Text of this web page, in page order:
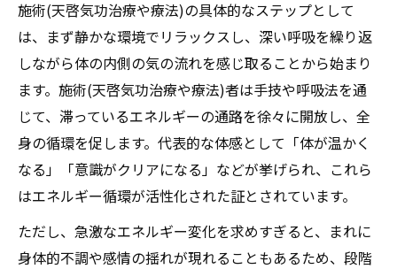
施術(天啓気功治療や療法)の具体的なステップとして
は、まず静かな環境でリラックスし、深い呼吸を繰り返
しながら体の内側の気の流れを感じ取ることから始まり
ます。施術(天啓気功治療や療法)者は手技や呼吸法を通
じて、滞っているエネルギーの通路を徐々に開放し、全
身の循環を促します。代表的な体感として「体が温かく
なる」「意識がクリアになる」などが挙げられ、これら
はエネルギー循環が活性化された証とされています。
ただし、急激なエネルギー変化を求めすぎると、まれに
身体的不調や感情の揺れが現れることもあるため、段階